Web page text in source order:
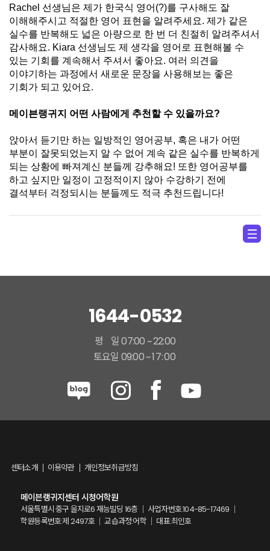
Rachel 선생님은 제가 한국식 영어 (?)를 구사해도 잘
이해해주시고 적절한 영어 표현을 알려주세요. 제가 같은
실수를 반복해도 넓은 아량으로 한 번 더 친절히 알려주셔서
감사해요. Kiara 선생님도 제 생각을 영어로 표현해볼 수
있는 기회를 계속해서 주셔서 좋아요. 여러 의견을
이야기하는 과정에서 새로운 문장을 사용해보는 좋은
기회가 되고 있어요.
메이븐랭귀지 어떤 사람에게 추천할 수 있을까요?
앉아서 듣기만 하는 일방적인 영어공부, 혹은 내가 어떤
부분이 잘못되었는지 알 수 없어 계속 같은 실수를 반복하게
되는 상황에 빠져계신 분들께 강추해요! 또한 영어공부를
하고 싶지만 일정이 고정적이지 않아 수강하기 전에
결석부터 걱정되시는 분들께도 적극 추천드립니다!
1644-0532
평 일 07:00 ~ 22:00
토요일 09:00 ~17:00
센터소개 이용약관 개인정보취급방침
메이븐랭귀지센터 시청어학원
서울특별시 중구 을지로6 재능빌딩 16층 ｜ 사업자번호:104-85-17469 ｜
학원등록번호:제 2497호 ｜ 교습과정:어학 ｜ 대표:최인호